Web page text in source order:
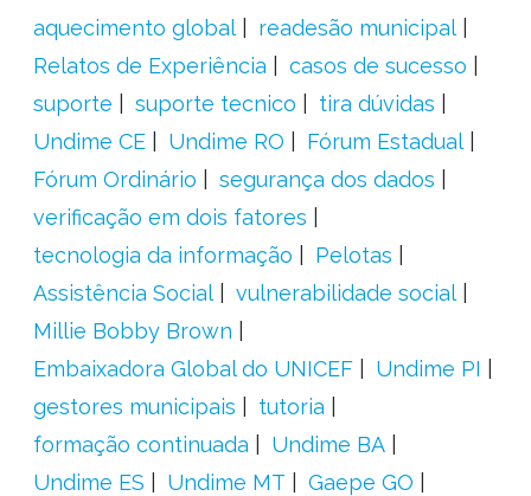
aquecimento global
readesão municipal
Relatos de Experiência
casos de sucesso
suporte
suporte tecnico
tira dúvidas
Undime CE
Undime RO
Fórum Estadual
Fórum Ordinário
segurança dos dados
verificação em dois fatores
tecnologia da informação
Pelotas
Assistência Social
vulnerabilidade social
Millie Bobby Brown
Embaixadora Global do UNICEF
Undime PI
gestores municipais
tutoria
formação continuada
Undime BA
Undime ES
Undime MT
Gaepe GO